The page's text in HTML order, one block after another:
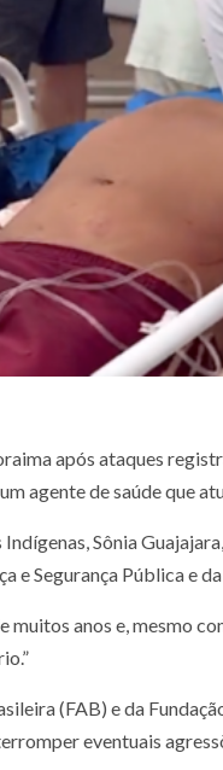
após ataques
agente de saúde que
Sônia
Segurança Pública e
muitos anos e,
(FAB) e da
eventuais